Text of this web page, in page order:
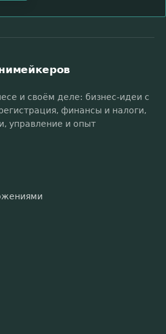
и своём деле: бизнес-идеи с
финансы и налоги,
управление и опыт